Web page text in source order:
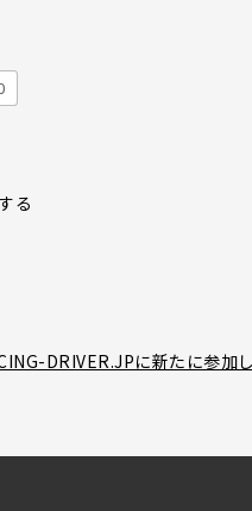
る
DRIVER.JPに新たに参加し